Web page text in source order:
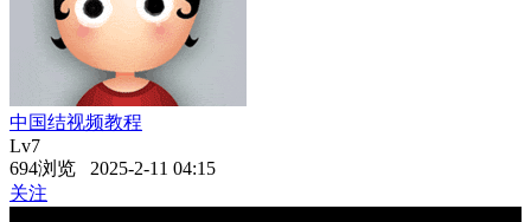
中国结视频教程
Lv7
694浏览 2025-2-11 04:15
关注